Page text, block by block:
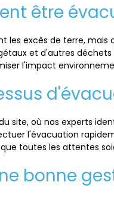
être
excès de terre,
et d'autres
l'impact
site, où nos experts
l'évacuation
toutes les attentes
bonne